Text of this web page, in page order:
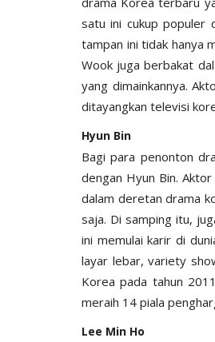
satu ini cukup populer
tampan ini tidak hanya
Wook juga berbakat
yang dimainkannya.
ditayangkan televisi
Hyun Bin
Bagi para penonton
dengan Hyun Bin.
dalam deretan drama
saja. Di samping itu,
ini memulai karir di
layar lebar, variety
Korea pada tahun
meraih 14 piala
Lee Min Ho